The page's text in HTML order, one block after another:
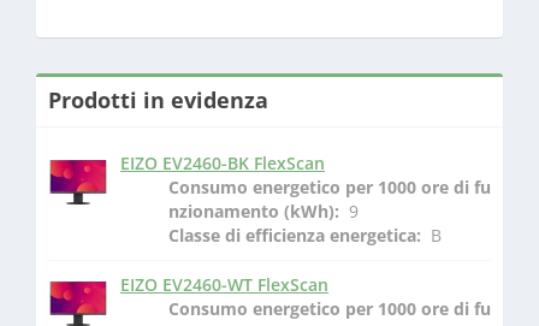
Prodotti in evidenza
EIZO EV2460-BK FlexScan
Consumo energetico per 1000 ore di fu
nzionamento (kWh): 9
Classe di efficienza energetica: B
EIZO EV2460-WT FlexScan
Consumo energetico per 1000 ore di fu